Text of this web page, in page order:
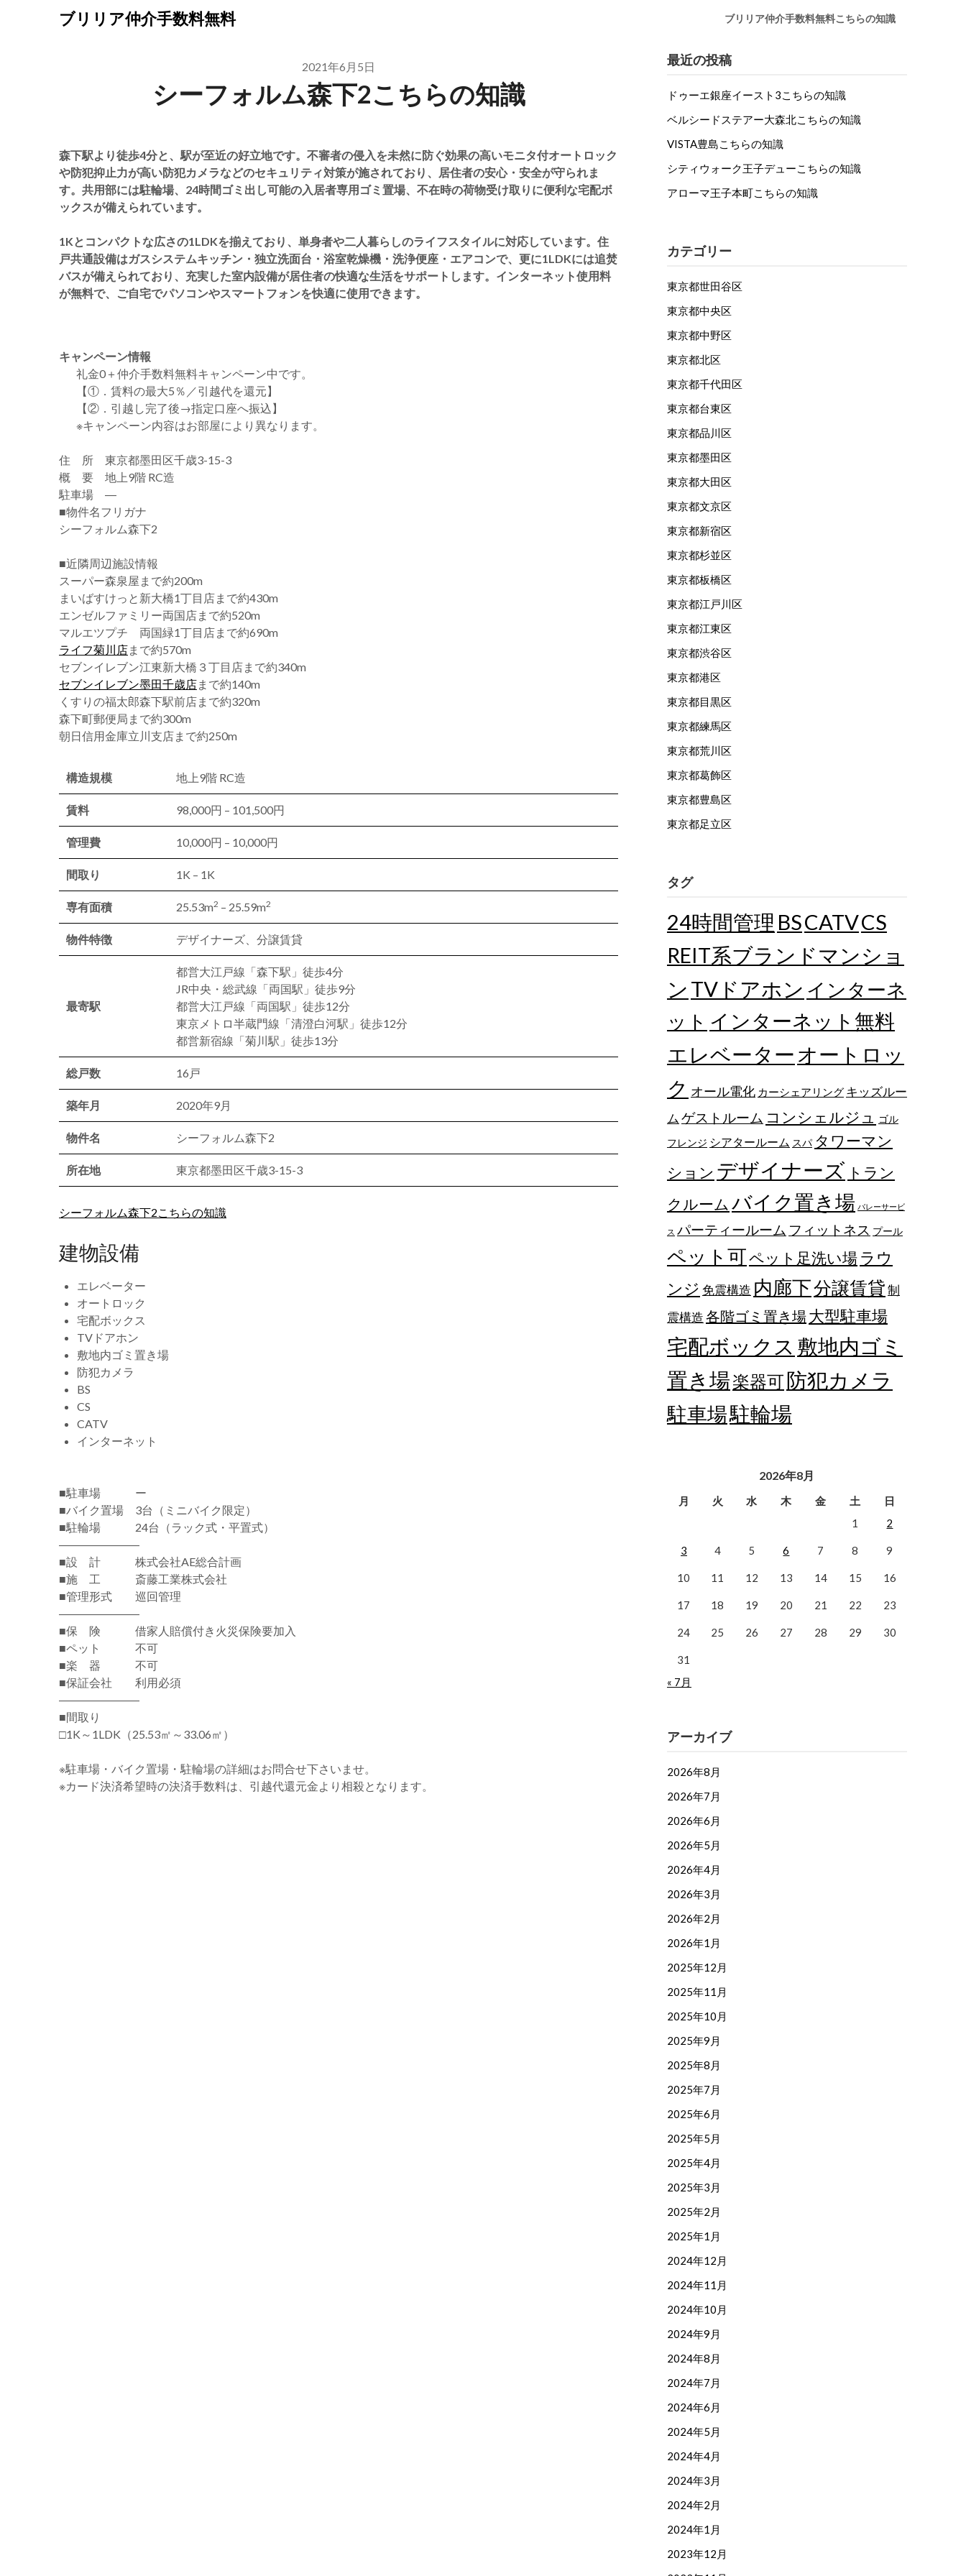
ブリリア仲介手数料無料 ブリリア仲介手数料無料こちらの知識
2021年6月5日
シーフォルム森下2こちらの知識
森下駅より徒歩4分と、駅が至近の好立地です。不審者の侵入を未然に防ぐ効果の高いモニタ付オートロック
や防犯抑止力が高い防犯カメラなどのセキュリティ対策が施されており、居住者の安心・安全が守られま
す。共用部には駐輪場、24時間ゴミ出し可能の入居者専用ゴミ置場、不在時の荷物受け取りに便利な宅配ボ
ックスが備えられています。
1Kとコンパクトな広さの1LDKを揃えており、単身者や二人暮らしのライフスタイルに対応しています。住
戸共通設備はガスシステムキッチン・独立洗面台・浴室乾燥機・洗浄便座・エアコンで、更に1LDKには追焚
バスが備えられており、充実した室内設備が居住者の快適な生活をサポートします。インターネット使用料
が無料で、ご自宅でパソコンやスマートフォンを快適に使用できます。
キャンペーン情報
礼金0 ＋仲介手数料無料キャンペーン中です。
【①．賃料の最大5％／引越代を還元】
【②．引越し完了後→指定口座へ振込】
※キャンペーン内容はお部屋により異なります。
住 所 東京都墨田区千歳3-15-3
概 要 地上9階 RC造
駐車場 ―
■物件名フリガナ
シーフォルム森下2
■近隣周辺施設情報
スーパー森泉屋まで約200m
まいばすけっと新大橋1丁目店まで約430m
エンゼルファミリー両国店まで約520m
マルエツプチ 両国緑1丁目店まで約690m
ライフ菊川店まで約570m
セブンイレブン江東新大橋３丁目店まで約340m
セブンイレブン墨田千歳店まで約140m
くすりの福太郎森下駅前店まで約320m
森下町郵便局まで約300m
朝日信用金庫立川支店まで約250m
構造規模 地上9階 RC造
賃料 98,000円 – 101,500円
管理費 10,000円 – 10,000円
間取り 1K – 1K
専有面積 25.53m2 – 25.59m2
物件特徴 デザイナーズ、分譲賃貸
最寄駅
都営大江戸線「森下駅」徒歩4分
JR中央・総武線「両国駅」徒歩9分
都営大江戸線「両国駅」徒歩12分
東京メトロ半蔵門線「清澄白河駅」徒歩12分
都営新宿線「菊川駅」徒歩13分
総戸数 16戸
築年月 2020年9月
物件名 シーフォルム森下2
所在地 東京都墨田区千歳3-15-3
シーフォルム森下2こちらの知識
建物設備
エレベーター
オートロック
宅配ボックス
TVドアホン
敷地内ゴミ置き場
防犯カメラ
BS
CS
CATV
インターネット
■駐車場 ー
■バイク置場 3台（ミニバイク限定）
■駐輪場 24台（ラック式・平置式）
―――――――
■設 計 株式会社AE総合計画
■施 工 斎藤工業株式会社
■管理形式 巡回管理
―――――――
■保 険 借家人賠償付き火災保険要加入
■ペット 不可
■楽 器 不可
■保証会社 利用必須
―――――――
■間取り
□1K～1LDK（25.53㎡～33.06㎡）
※駐車場・バイク置場・駐輪場の詳細はお問合せ下さいませ。
※カード決済希望時の決済手数料は、引越代還元金より相殺となります。
最近の投稿
ドゥーエ銀座イースト3こちらの知識
ベルシードステアー大森北こちらの知識
VISTA豊島こちらの知識
シティウォーク王子デューこちらの知識
アローマ王子本町こちらの知識
カテゴリー
東京都世田谷区
東京都中央区
東京都中野区
東京都北区
東京都千代田区
東京都台東区
東京都品川区
東京都墨田区
東京都大田区
東京都文京区
東京都新宿区
東京都杉並区
東京都板橋区
東京都江戸川区
東京都江東区
東京都渋谷区
東京都港区
東京都目黒区
東京都練馬区
東京都荒川区
東京都葛飾区
東京都豊島区
東京都足立区
タグ
24時間管理 BSCATVCS
REIT系ブランドマンショ
ン TVドアホン インターネ
ット インターネット無料
エレベーター オートロッ
ク オール電化 カーシェアリング キッズルー
ム ゲストルーム コンシェルジュ
ゴル
フレンジ シアタールーム スパ タワーマン
ション デザイナーズ トラン
クルーム バイク置き場 バレーサービ
ス パーティールーム フィットネス プール
ペット可ペット足洗い場 ラウ
ンジ 免震構造 内廊下分譲賃貸制
震構造各階ゴミ置き場大型駐車場
宅配ボックス 敷地内ゴミ
置き場楽器可防犯カメラ
駐車場駐輪場
2026年8月
月 火 水 木 金 土
日
1
2
3 4 5 6 7 8 9
10 11 12 13 14 15 16
17 18 19 20 21 22 23
24 25 26 27 28 29 30
31
« 7月
アーカイブ
2026年8月
2026年7月
2026年6月
2026年5月
2026年4月
2026年3月
2026年2月
2026年1月
2025年12月
2025年11月
2025年10月
2025年9月
2025年8月
2025年7月
2025年6月
2025年5月
2025年4月
2025年3月
2025年2月
2025年1月
2024年12月
2024年11月
2024年10月
2024年9月
2024年8月
2024年7月
2024年6月
2024年5月
2024年4月
2024年3月
2024年2月
2024年1月
2023年12月